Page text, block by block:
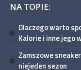
NA TOPIE:
Dlaczego warto
Kalorie i inne jego
Zamszowe
niejeden sezon